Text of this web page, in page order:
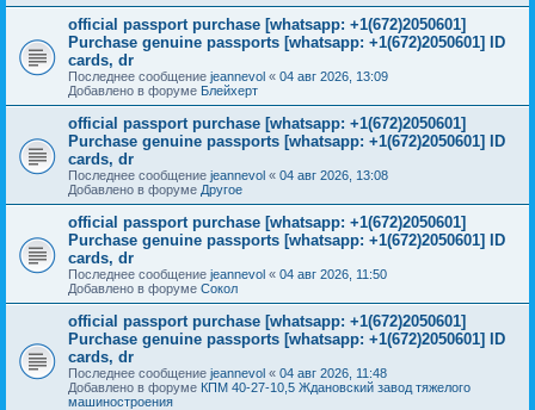
official passport purchase [whatsapp: +1(672)2050601]
Purchase genuine passports [whatsapp: +1(672)2050601] ID
cards, dr
Последнее сообщение jeannevol « 04 авг 2026, 13:09
Добавлено в форуме Блейхерт
official passport purchase [whatsapp: +1(672)2050601]
Purchase genuine passports [whatsapp: +1(672)2050601] ID
cards, dr
Последнее сообщение jeannevol « 04 авг 2026, 13:08
Добавлено в форуме Другое
official passport purchase [whatsapp: +1(672)2050601]
Purchase genuine passports [whatsapp: +1(672)2050601] ID
cards, dr
Последнее сообщение jeannevol « 04 авг 2026, 11:50
Добавлено в форуме Сокол
official passport purchase [whatsapp: +1(672)2050601]
Purchase genuine passports [whatsapp: +1(672)2050601] ID
cards, dr
Последнее сообщение jeannevol « 04 авг 2026, 11:48
Добавлено в форуме КПМ 40-27-10,5 Ждановский завод тяжелого
машиностроения